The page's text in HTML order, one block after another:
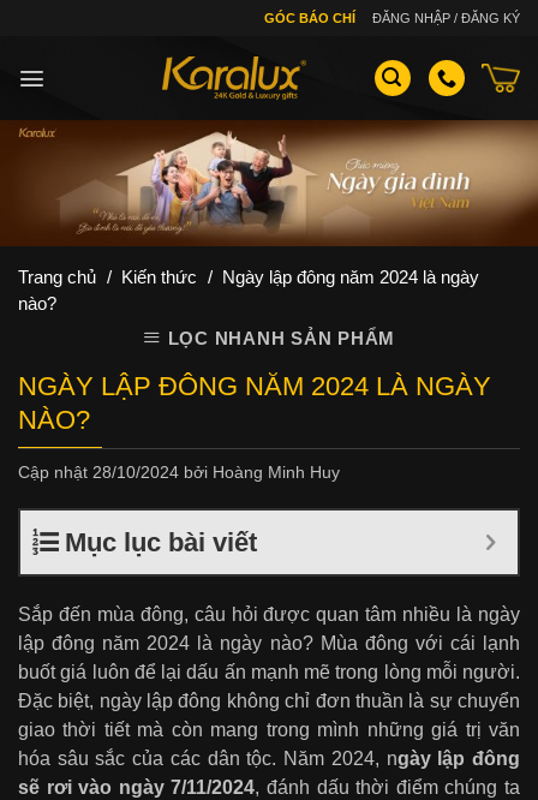
GÓC BÁO CHÍ ĐĂNG NHẬP / ĐĂNG KÝ
Trang chủ / Kiến thức / Ngày lập đông năm 2024 là ngày
nào?
LỌC NHANH SẢN PHẨM
NGÀY LẬP ĐÔNG NĂM 2024 LÀ NGÀY
NÀO?
Cập nhật 28/10/2024 bởi Hoàng Minh Huy
Mục lục bài viết
Sắp đến mùa đông, câu hỏi được quan tâm nhiều là ngày
lập đông năm 2024 là ngày nào? Mùa đông với cái lạnh
buốt giá luôn để lại dấu ấn mạnh mẽ trong lòng mỗi người.
Đặc biệt, ngày lập đông không chỉ đơn thuần là sự chuyển
giao thời tiết mà còn mang trong mình những giá trị văn
hóa sâu sắc của các dân tộc. Năm 2024, ngày lập đông
sẽ rơi vào ngày 7/11/2024, đánh dấu thời điểm chúng ta